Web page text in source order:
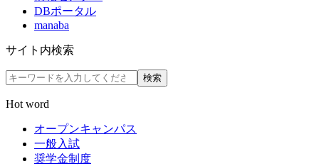
DBポータル
manaba
サイト内検索
検索
Hot word
オープンキャンパス
一般入試
奨学金制度